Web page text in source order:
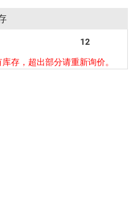
12
存，超出部分请重新询价。